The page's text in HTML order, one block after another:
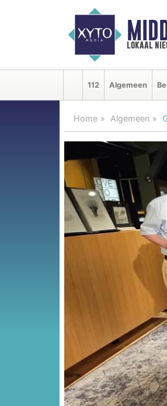
lokaal
112 Algemeen
Home Algemeen